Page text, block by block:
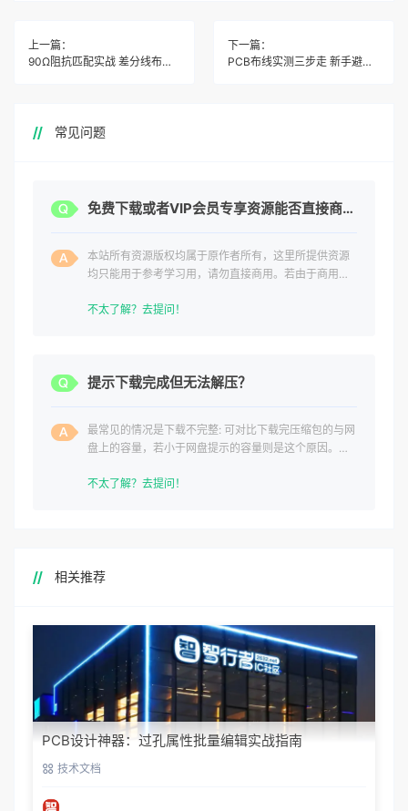
上一篇：
90Ω阻抗匹配实战 差分线布线三步搞定
下一篇：
PCB布线实测三步走 新手避坑指南
常见问题
免费下载或者VIP会员专享资源能否直接商用？
本站所有资源版权均属于原作者所有，这里所提供资源
均只能用于参考学习用，请勿直接商用。若由于商用引
不太了解？去提问！
提示下载完成但无法解压？
最常见的情况是下载不完整: 可对比下载完压缩包的与网
盘上的容量，若小于网盘提示的容量则是这个原因。这
不太了解？去提问！
相关推荐
PCB设计神器：过孔属性批量编辑实战指南
技术文档